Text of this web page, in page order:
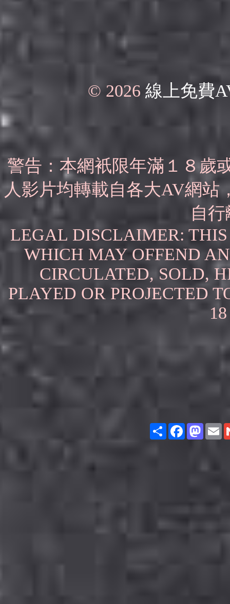
© 2026 線上免費
警告：本網衹限年滿１８歲
人影片均轉載自各大AV網站
自
LEGAL DISCLAIMER:
WHICH MAY OFFEND
CIRCULATED, SOLD,
PLAYED OR PROJECTED
ShareFacebook